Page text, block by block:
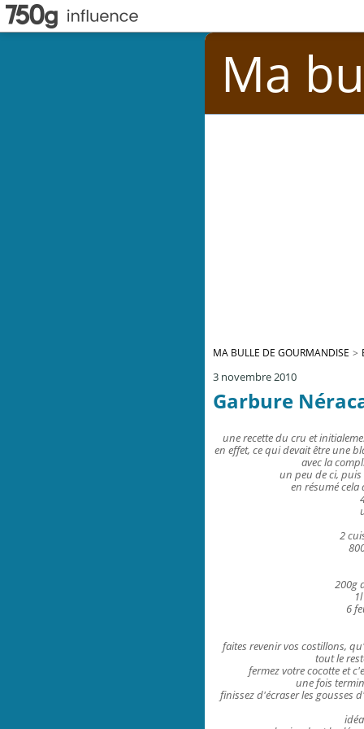
Ma
MA BULLE DE GOURMANDISE >
3 novembre 2010
Garbure
une recette du cru et
en effet, ce qui devait être une
avec la
un peu de ci, puis
en résumé cela
2
200g
6
faites revenir vos costillons,
tout le
fermez votre cocotte et
une fois
finissez d'écraser les gousses